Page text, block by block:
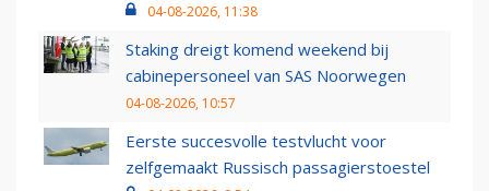
04-08-2026, 11:38
Staking dreigt komend weekend bij
cabinepersoneel van SAS Noorwegen
04-08-2026, 10:57
Eerste succesvolle testvlucht voor
zelfgemaakt Russisch passagierstoestel